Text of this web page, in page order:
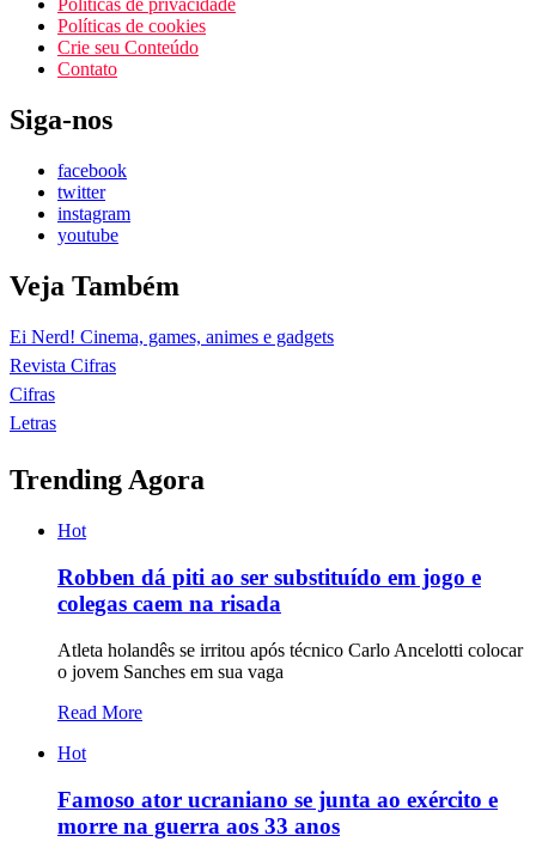
Políticas de privacidade
Políticas de cookies
Crie seu Conteúdo
Contato
Siga-nos
facebook
twitter
instagram
youtube
Veja Também
Ei Nerd! Cinema, games, animes e gadgets
Revista Cifras
Cifras
Letras
Trending Agora
Hot
Robben dá piti ao ser substituído em jogo e
colegas caem na risada
Atleta holandês se irritou após técnico Carlo Ancelotti colocar
o jovem Sanches em sua vaga
Read More
Hot
Famoso ator ucraniano se junta ao exército e
morre na guerra aos 33 anos